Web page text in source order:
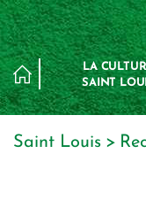
LA
SAINT
Saint Louis
Panneau de